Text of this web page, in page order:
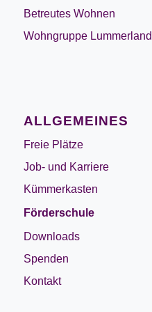
Betreutes Wohnen
Wohngruppe Lummerland
ALLGEMEINES
Freie Plätze
Job- und Karriere
Kümmerkasten
Förderschule
Downloads
Spenden
Kontakt